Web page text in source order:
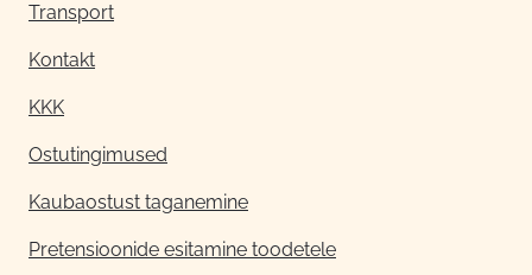
Transport
Kontakt
KKK
Ostutingimused
Kaubaostust taganemine
Pretensioonide esitamine toodetele